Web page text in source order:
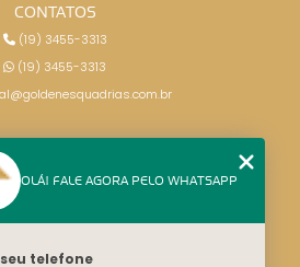
CONTATOS
(19) 3455-3313
(19) 3455-3313
HOME
OLÁ! FALE AGORA PELO WHATSAPP
telefone